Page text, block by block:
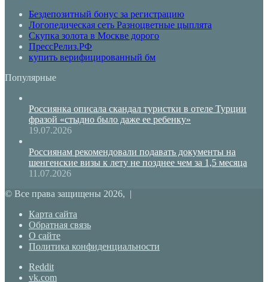
Бездепозитный бонус за регистрацию
Логопедическая сеть Разноцветные цыплята
Скупка золота в Москве дорого
ПрессРелиз.РФ
купить верифицированный бм
Популярные
Россиянка описала скандал туристки в отеле Турции
фразой «стыдно было даже ее ребенку»
19.07.2026
Россиянам рекомендовали подавать документы на
шенгенские визы к лету не позднее чем за 1,5 месяца
11.07.2026
© Все права защищены 2026, |
Карта сайта
Обратная связь
О сайте
Политика конфиденциальности
Reddit
vk.com